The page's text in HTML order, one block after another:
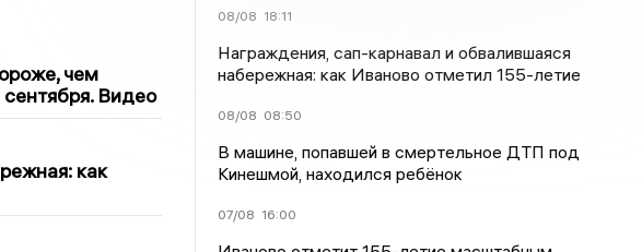
чем
Видео
как
08/08 18:11
Награждения, сап-карнавал и обвалившаяся
набережная: как Иваново отметил 155-летие
08/08 08:50
В машине, попавшей в смертельное ДТП под
Кинешмой, находился ребёнок
07/08 16:00